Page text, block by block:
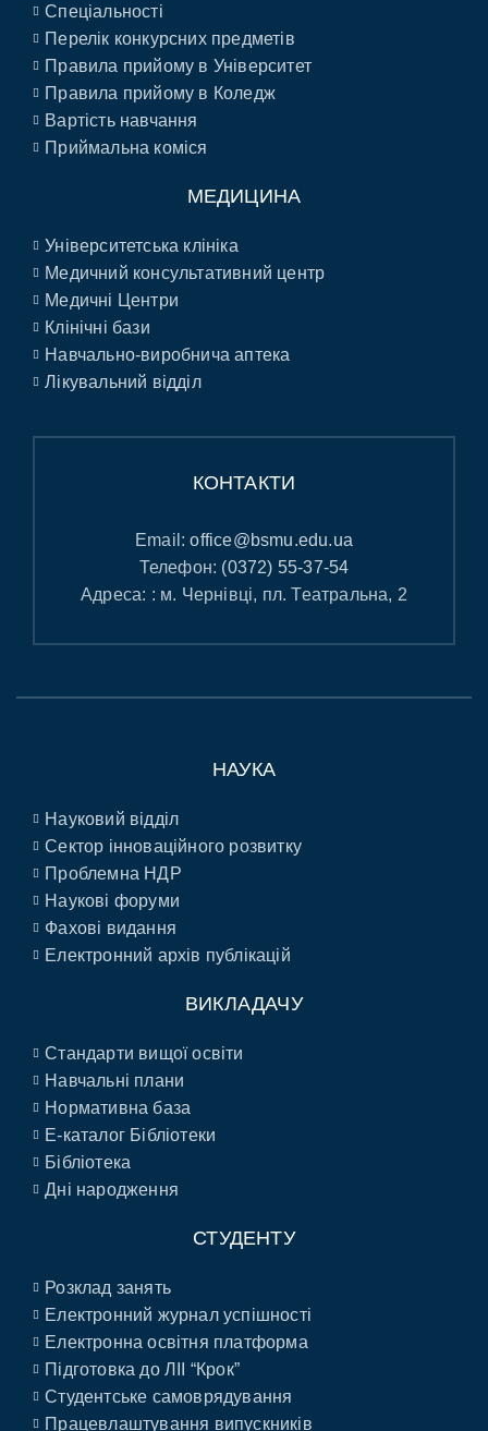
Спеціальності
Перелік конкурсних предметів
Правила прийому в Університет
Правила прийому в Коледж
Вартість навчання
Приймальна коміся
МЕДИЦИНА
Університетська клініка
Медичний консультативний центр
Медичні Центри
Клінічні бази
Навчально-виробнича аптека
Лікувальний відділ
КОНТАКТИ
Email:office@bsmu.edu.ua
Телефон: (0372) 55-37-54
Адреса: : м. Чернівці, пл. Театральна, 2
НАУКА
Науковий відділ
Сектор інноваційного розвитку
Проблемна НДР
Наукові форуми
Фахові видання
Електронний архів публікацій
ВИКЛАДАЧУ
Стандарти вищої освіти
Навчальні плани
Нормативна база
E-каталог Бібліотеки
Бібліотека
Дні народження
СТУДЕНТУ
Розклад занять
Електронний журнал успішності
Електронна освітня платформа
Підготовка до ЛІІ “Крок”
Студентське самоврядування
Працевлаштування випускників